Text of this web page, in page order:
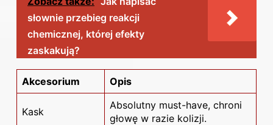
słownie przebieg reakcji
chemicznej, której efekty
zaskakują?
Akcesorium Opis
Kask
Absolutny must-have, chroni
głowę w razie kolizji.